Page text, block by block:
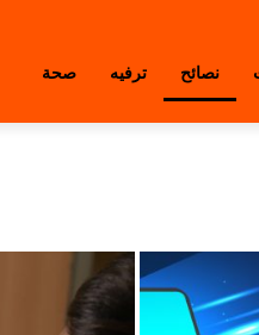
نصائح ترفيه صحة